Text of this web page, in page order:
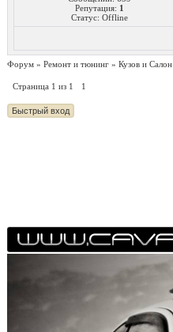
Репутация: 1
Статус: Offline
Форум » Ремонт и тюнинг » Кузов и Салон
Страница 1 из 1 1